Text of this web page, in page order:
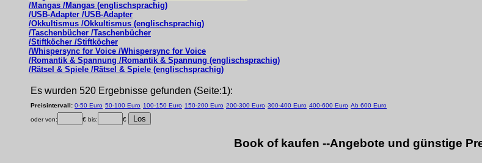
/Mangas /Mangas (englischsprachig)
/USB-Adapter /USB-Adapter
/Okkultismus /Okkultismus (englischsprachig)
/Taschenbücher /Taschenbücher
/Stiftköcher /Stiftköcher
/Whispersync for Voice /Whispersync for Voice
/Romantik & Spannung /Romantik & Spannung (englischsprachig)
/Rätsel & Spiele /Rätsel & Spiele (englischsprachig)
Es wurden 520 Ergebnisse gefunden (Seite:1):
Preisintervall: 0-50 Euro 50-100 Euro 100-150 Euro 150-200 Euro 200-300 Euro 300-400 Euro 400-600 Euro Ab 600 Euro
oder von: € bis: €
Book of kaufen --Angebote und günstige